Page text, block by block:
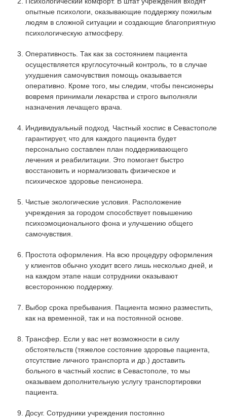
опытные психологи, оказывающие поддержку пожилым
людям в сложной ситуации и создающие благоприятную
психологическую атмосферу.
Оперативность. Так как за состоянием пациента
осуществляется круглосуточный контроль, то в случае
ухудшения самочувствия помощь оказывается
оперативно. Кроме того, мы следим, чтобы пенсионеры
вовремя принимали лекарства и строго выполняли
назначения лечащего врача.
Индивидуальный подход. Частный хоспис в Севастополе
гарантирует, что для каждого пациента будет
персонально составлен план поддерживающего
лечения и реабилитации. Это помогает быстро
восстановить и нормализовать физическое и
психическое здоровье пенсионера.
Чистые экологические условия. Расположение
учреждения за городом способствует повышению
психоэмоционального фона и улучшению общего
самочувствия.
Простота оформления. На всю процедуру оформления
у клиентов обычно уходит всего лишь несколько дней, и
на каждом этапе наши сотрудники оказывают
всестороннюю поддержку.
Выбор срока пребывания. Пациента можно разместить,
как на временной, так и на постоянной основе.
Трансфер. Если у вас нет возможности в силу
обстоятельств (тяжелое состояние здоровье пациента,
отсутствие личного транспорта и др.) доставить
больного в частный хоспис в Севастополе, то мы
оказываем дополнительную услугу транспортировки
пациента.
Досуг. Сотрудники учреждения постоянно